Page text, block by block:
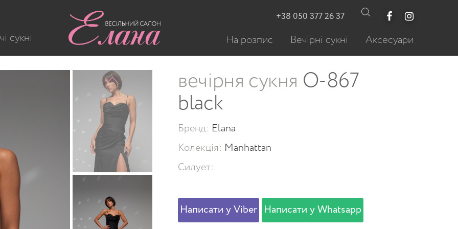
black
вечірня сукня О-867
black
Бренд: Elana
Колекція: Manhattan
Силует:
Написати у Viber Написати у Whatsapp
сукні
+38 050 377 26 37
На розпис Вечірні сукні Аксесуари